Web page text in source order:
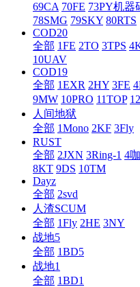
69CA 70FE 73PY机器
78SMG 79SKY 80RTS
COD20
全部 1FE 2TO 3TPS
10UAV
COD19
全部 1EXR 2HY 3FE
9MW 10PRO 11TOP
人间地狱
全部 1Mono 2KF 3Fly
RUST
全部 2JXN 3Ring-1 4
8KT 9DS 10TM
Dayz
全部 2svd
人渣SCUM
全部 1Fly 2HE 3NY
战地5
全部 1BD5
战地1
全部 1BD1